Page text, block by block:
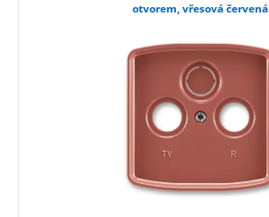
otvorem, vřesová červená